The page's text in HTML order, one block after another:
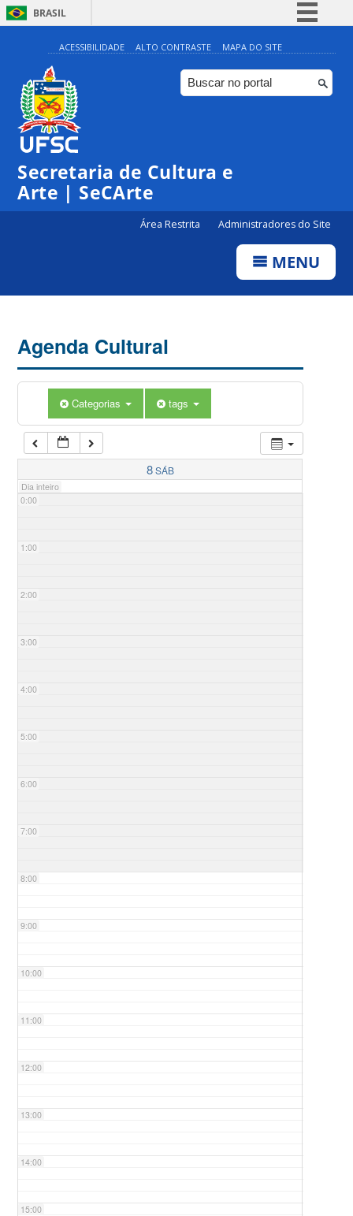
BRASIL
Simplifique!
Comunica BR
Participe
ACESSIBILIDADE ALTO CONTRASTE MAPA DO SITE
Secretaria de Cultura e
Arte | SeCArte
Área Restrita Administradores do Site
MENU
Agenda Cultural
Categorias tags
8SÁB
Dia inteiro
0:00
1:00
2:00
3:00
4:00
5:00
6:00
7:00
8:00
9:00
10:00
11:00
12:00
13:00
14:00
15:00